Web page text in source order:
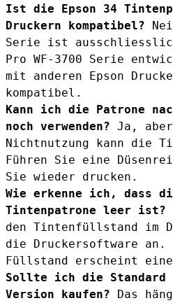
Ist die Epson 34
Druckern kompatibel?
Serie ist
Pro WF-3700 Serie
mit anderen Epson
kompatibel.
Kann ich die Patrone
noch verwenden? Ja,
Nichtnutzung kann die
Führen Sie eine
Sie wieder drucken.
Wie erkenne ich, dass
Tintenpatrone leer ist?
den Tintenfüllstand im
die Druckersoftware an.
Füllstand erscheint eine
Sollte ich die Standard
Version kaufen? Das